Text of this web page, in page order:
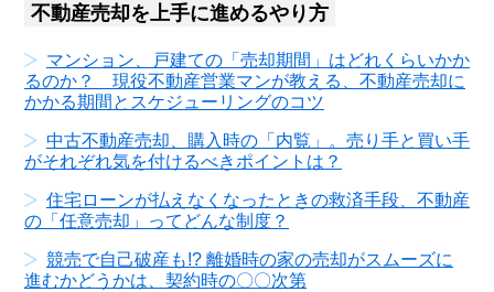
不動産売却を上手に進めるやり方
マンション、戸建ての「売却期間」はどれくらいかか
るのか？ 現役不動産営業マンが教える、不動産売却に
かかる期間とスケジューリングのコツ
中古不動産売却、購入時の「内覧」。売り手と買い手
がそれぞれ気を付けるべきポイントは？
住宅ローンが払えなくなったときの救済手段、不動産
の「任意売却」ってどんな制度？
競売で自己破産も!? 離婚時の家の売却がスムーズに
進むかどうかは、契約時の〇〇次第